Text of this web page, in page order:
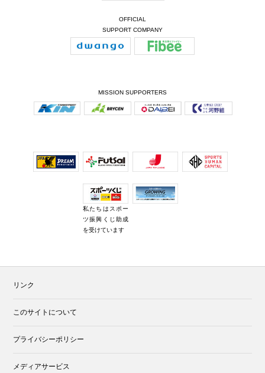
OFFICIAL
SUPPORT COMPANY
MISSION SUPPORTERS
私たちはスポー
ツ振興くじ助成
を受けています
リンク
このサイトについて
プライバシーポリシー
メディアサービス